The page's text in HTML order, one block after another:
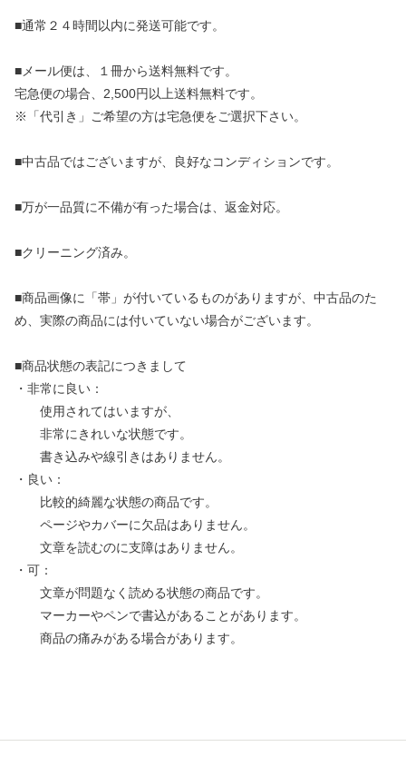
■通常２４時間以内に発送可能です。
■メール便は、１冊から送料無料です。
宅急便の場合、2,500円以上送料無料です。
※「代引き」ご希望の方は宅急便をご選択下さい。
■中古品ではございますが、良好なコンディションです。
■万が一品質に不備が有った場合は、返金対応。
■クリーニング済み。
■商品画像に「帯」が付いているものがありますが、中古品のた
め、実際の商品には付いていない場合がございます。
■商品状態の表記につきまして
・非常に良い：
使用されてはいますが、
非常にきれいな状態です。
書き込みや線引きはありません。
・良い：
比較的綺麗な状態の商品です。
ページやカバーに欠品はありません。
文章を読むのに支障はありません。
・可：
文章が問題なく読める状態の商品です。
マーカーやペンで書込があることがあります。
商品の痛みがある場合があります。